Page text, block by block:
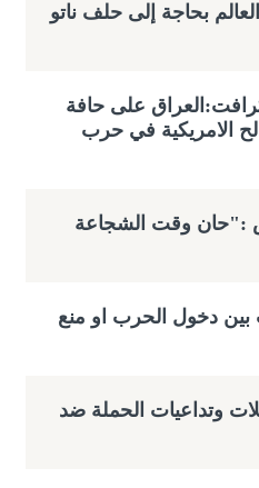
بحاجة إلى حلف ناتو
على حافة
الامريكية في حرب
:"حان وقت الشجاعة
بين دخول الحرب او منع
وتداعيات الحملة ضد